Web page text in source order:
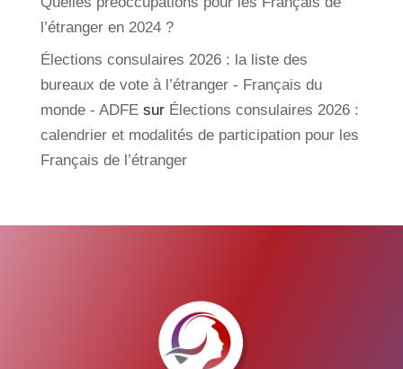
l’étranger en 2024 ?
Élections consulaires 2026 : la liste des
bureaux de vote à l’étranger - Français du
monde - ADFEsur Élections consulaires 2026 :
calendrier et modalités de participation pour les
Français de l’étranger